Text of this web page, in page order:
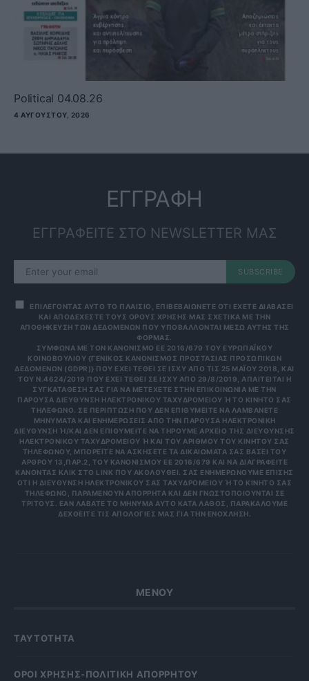
Political 04.08.26
4 ΑΥΓΟΎΣΤΟΥ, 2026
ΕΓΓΡΑΦΗ
ΕΓΓΡΑΦΕΙΤΕ ΣΤΟ NEWSLETTER ΜΑΣ
SUBSCRIBE
ΕΠΙΛΕΓΟΝΤΑΣ ΑΥΤΟ ΤΟ ΠΛΑΙΣΙΟ, ΕΠΙΒΕΒΑΙΩΝΕΤΕ ΟΤΙ ΕΧΕΤΕ ΔΙΑΒΑΣΕΙ
ΚΑΙ ΑΠΟΔΕΧΕΣΤΕ ΤΟΥΣ ΟΡΟΥΣ ΧΡΗΣΗΣ ΜΑΣ ΣΧΕΤΙΚΑ ΜΕ ΤΗΝ
ΑΠΟΘΗΚΕΥΣΗ ΤΩΝ ΔΕΔΟΜΕΝΩΝ ΠΟΥ ΥΠΟΒΑΛΛΟΝΤΑΙ ΜΕΣΩ ΑΥΤΗΣ ΤΗΣ
ΦΟΡΜΑΣ.
ΣΎΜΦΩΝΑ ΜΕ ΤΟΝ ΚΑΝΟΝΙΣΜΌ ΕΕ 2016/679 ΤΟΥ ΕΥΡΩΠΑΪΚΟΎ
ΚΟΙΝΟΒΟΥΛΊΟΥ {ΓΕΝΙΚΌΣ ΚΑΝΟΝΙΣΜΌΣ ΠΡΟΣΤΑΣΊΑΣ ΠΡΟΣΩΠΙΚΏΝ
ΔΕΔΟΜΈΝΩΝ (GDPR)} ΠΟΥ ΈΧΕΙ ΤΕΘΕΊ ΣΕ ΙΣΧΎ ΑΠΌ ΤΙΣ 25 ΜΑΪ́ΟΥ 2018, ΚΑΙ
ΤΟΥ Ν.4624/2019 ΠΟΥ ΈΧΕΙ ΤΕΘΕΊ ΣΕ ΙΣΧΎ ΑΠΌ 29/8/2019, ΑΠΑΙΤΕΊΤΑΙ Η
ΣΥΓΚΑΤΆΘΕΣΉ ΣΑΣ ΓΙΑ ΝΑ ΜΕΤΈΧΕΤΕ ΣΤΗΝ ΕΠΙΚΟΙΝΩΝΊΑ ΜΕ ΤΗΝ
ΠΑΡΟΎΣΑ ΔΙΕΎΘΥΝΣΗ ΗΛΕΚΤΡΟΝΙΚΟΎ ΤΑΧΥΔΡΟΜΕΊΟΥ Ή ΤΟ ΚΙΝΗΤΌ ΣΑΣ Τ
ΗΛΈΦΩΝΟ. ΣΕ ΠΕΡΊΠΤΩΣΗ ΠΟΥ ΔΕΝ ΕΠΙΘΥΜΕΊΤΕ ΝΑ ΛΑΜΒΆΝΕΤΕ Μ
ΗΝΎΜΑΤΑ ΚΑΙ ΕΝΗΜΕΡΏΣΕΙΣ ΑΠΌ ΤΗΝ ΠΑΡΟΎΣΑ ΗΛΕΚΤΡΟΝΙΚΉ Δ
ΙΕΎΘΥΝΣΗ Ή/ΚΑΙ ΔΕΝ ΕΠΙΘΥΜΕΊΤΕ ΝΑ ΤΗΡΟΎΜΕ ΑΡΧΕΊΟ ΤΗΣ ΔΙΕΎΘΥΝΣΗΣ ΗΛ
ΕΚΤΡΟΝΙΚΟΎ ΤΑΧΥΔΡΟΜΕΊΟΥ Ή ΚΑΙ ΤΟΥ ΑΡΙΘΜΟΎ ΤΟΥ ΚΙΝΗΤΟΎ ΣΑΣ ΤΗΛ
ΕΦΏΝΟΥ, ΜΠΟΡΕΊΤΕ ΝΑ ΑΣΚΉΣΕΤΕ ΤΑ ΔΙΚΑΙΏΜΑΤΆ ΣΑΣ ΒΆΣΕΙ ΤΟΥ ΆΡΘ
ΡΟΥ 13,ΠΑΡ.2, ΤΟΥ ΚΑΝΟΝΙΣΜΟΎ ΕΕ 2016/679 ΚΑΙ ΝΑ ΔΙΑΓΡΑΦΕΊΤΕ ΚΆΝ
ΟΝΤΑΣ ΚΛΙΚ ΣΤΟ LINK ΠΟΥ ΑΚΟΛΟΥΘΕΊ. ΣΑΣ ΕΝΗΜΕΡΏΝΟΥΜΕ ΕΠΊΣΗΣ ΌΤΙ
Η ΔΙΕΎΘΥΝΣΗ ΗΛΕΚΤΡΟΝΙΚΟΎ ΣΑΣ ΤΑΧΥΔΡΟΜΕΊΟΥ Ή ΤΟ ΚΙΝΗΤΌ ΣΑΣ ΤΗΛΈ
ΦΩΝΟ, ΠΑΡΑΜΈΝΟΥΝ ΑΠΌΡΡΗΤΑ ΚΑΙ ΔΕΝ ΓΝΩΣΤΟΠΟΙΟΎΝΤΑΙ ΣΕ ΤΡΊΤ
ΟΥΣ. ΕΆΝ ΛΆΒΑΤΕ ΤΟ ΜΉΝΥΜΑ ΑΥΤΌ ΚΑΤΆ ΛΆΘΟΣ, ΠΑΡΑΚΑΛΟΎΜΕ ΔΕΧΘ
ΕΊΤΕ ΤΙΣ ΑΠΟΛΟΓΊΕΣ ΜΑΣ ΓΙΑ ΤΗΝ ΕΝΌΧΛΗΣΗ.
ΜΕΝΟΥ
ΤΑΥΤΟΤΗΤΑ
OΡΟΙ ΧΡΗΣΗΣ-ΠΟΛΙΤΙΚΗ ΑΠΟΡΡΗΤΟΥ